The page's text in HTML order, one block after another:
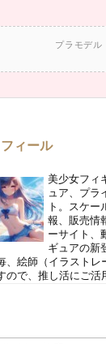
プラモデル
ィール
美少女フィ
ュア、プラ
ト。スケー
報、販売情
ーサイト、
ギュアの新
、絵師（イラストレ
ので、推し活にご活